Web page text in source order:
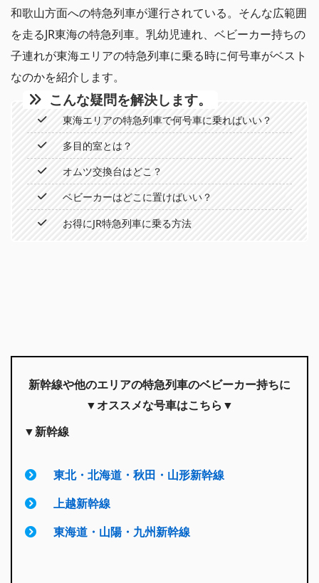
和歌山方面への特急列車が運行されている。そんな広範囲
を走るJR東海の特急列車。乳幼児連れ、ベビーカー持ちの
子連れが東海エリアの特急列車に乗る時に何号車がベスト
なのかを紹介します。
こんな疑問を解決します。
東海エリアの特急列車で何号車に乗ればいい？
多目的室とは？
オムツ交換台はどこ？
ベビーカーはどこに置けばいい？
お得にJR特急列車に乗る方法
新幹線や他のエリアの特急列車のベビーカー持ちに
▼オススメな号車はこちら ▼
▼新幹線
東北・北海道・秋田・山形新幹線
上越新幹線
東海道・山陽・九州新幹線